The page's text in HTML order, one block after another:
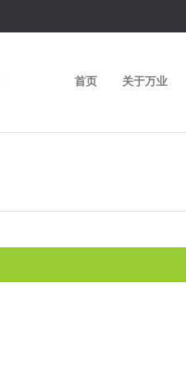
首页 关于万业